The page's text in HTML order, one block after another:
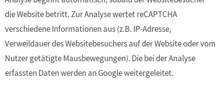
die Website betritt. Zur Analyse wertet reCAPTCHA
verschiedene Informationen aus (z.B. IP-Adresse,
Verweildauer des Websitebesuchers auf der Website oder vom
Nutzer getätigte Mausbewegungen). Die bei der Analyse
erfassten Daten werden an Google weitergeleitet.